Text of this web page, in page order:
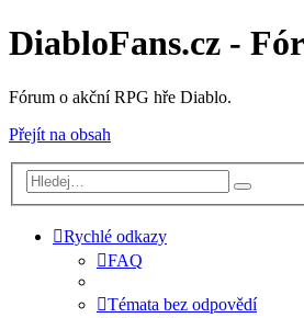
DiabloFans.cz -
Fórum o akční RPG hře Diablo.
Přejít na obsah
Rychlé odkazy
FAQ
Témata bez odpovědí